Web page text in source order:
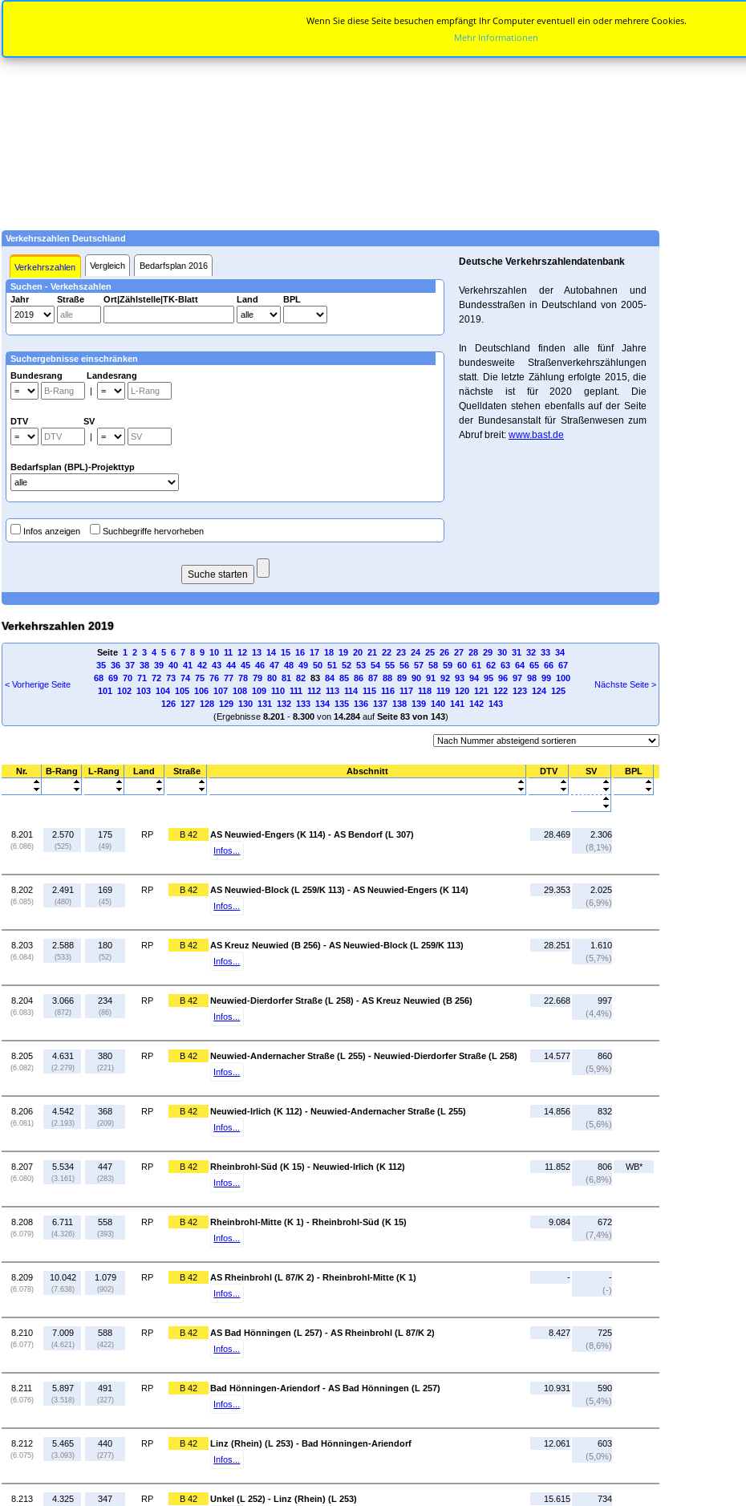
Verkehrszahlen Deutschland
Verkehrszahlen Vergleich Bedarfsplan 2016
Suchen - Verkehszahlen
Jahr
Straße Ort|Zählstelle|TK-Blatt Land BPL
Suchergebnisse einschränken
Bundesrang Landesrang
|
DTV SV
|
Bedarfsplan (BPL)-Projekttyp
Infos anzeigen Suchbegriffe hervorheben
Deutsche Verkehrszahlendatenbank
Verkehrszahlen der Autobahnen und
Bundesstraßen in Deutschland von 2005-
2019.
In Deutschland finden alle fünf Jahre
bundesweite Straßenverkehrszählungen
statt. Die letzte Zählung erfolgte 2015, die
nächste ist für 2020 geplant. Die
Quelldaten stehen ebenfalls auf der Seite
der Bundesanstalt für Straßenwesen zum
Abruf breit: www.bast.de
Verkehrszahlen 2019
< Vorherige Seite
Seite 1 2 3 4 5 6 7 8 9 10 11 12 13 14 15 16 17 18 19 20 21 22 23 24 25 26 27 28 29 30 31 32 33 34
35 36 37 38 39 40 41 42 43 44 45 46 47 48 49 50 51 52 53 54 55 56 57 58 59 60 61 62 63 64 65 66 67
68 69 70 71 72 73 74 75 76 77 78 79 80 81 8283 84 85 86 87 88 89 90 91 92 93 94 95 96 97 98 99 100
101 102 103 104 105 106 107 108 109 110 111 112 113 114 115 116 117 118 119 120 121 122 123 124 125
126 127 128 129 130 131 132 133 134 135 136 137 138 139 140 141 142 143
(Ergebnisse 8.201- 8.300von 14.284auf Seite 83 von 143)
Nächste Seite >
Nr. B-Rang L-Rang Land Straße Abschnitt DTV SV BPL
8.201
(6.086)
2.570
(525)
175
(49)
RP B 42
AS Neuwied-Engers (K 114) - AS Bendorf (L 307)
Infos...
28.469
2.306
(8,1%)
8.202
(6.085)
2.491
(480)
169
(45)
RP B 42
AS Neuwied-Block (L 259/K 113) - AS Neuwied-Engers (K 114)
Infos...
29.353
2.025
(6,9%)
8.203
(6.084)
2.588
(533)
180
(52)
RP B 42
AS Kreuz Neuwied (B 256) - AS Neuwied-Block (L 259/K 113)
Infos...
28.251
1.610
(5,7%)
8.204
(6.083)
3.066
(872)
234
(86)
RP B 42
Neuwied-Dierdorfer Straße (L 258) - AS Kreuz Neuwied (B 256)
Infos...
22.668
997
(4,4%)
8.205
(6.082)
4.631
(2.279)
380
(221)
RP B 42
Neuwied-Andernacher Straße (L 255) - Neuwied-Dierdorfer Straße (L 258)
Infos...
14.577
860
(5,9%)
8.206
(6.081)
4.542
(2.193)
368
(209)
RP B 42
Neuwied-Irlich (K 112) - Neuwied-Andernacher Straße (L 255)
Infos...
14.856
832
(5,6%)
8.207
(6.080)
5.534
(3.161)
447
(283)
RP B 42
Rheinbrohl-Süd (K 15) - Neuwied-Irlich (K 112)
Infos...
11.852
806
(6,8%)
WB*
8.208
(6.079)
6.711
(4.326)
558
(393)
RP B 42
Rheinbrohl-Mitte (K 1) - Rheinbrohl-Süd (K 15)
Infos...
9.084
672
(7,4%)
8.209
(6.078)
10.042
(7.638)
1.079
(902)
RP B 42
AS Rheinbrohl (L 87/K 2) - Rheinbrohl-Mitte (K 1)
Infos...
-
-
(-)
8.210
(6.077)
7.009
(4.621)
588
(422)
RP B 42
AS Bad Hönningen (L 257) - AS Rheinbrohl (L 87/K 2)
Infos...
8.427
725
(8,6%)
8.211
(6.076)
5.897
(3.518)
491
(327)
RP B 42
Bad Hönningen-Ariendorf - AS Bad Hönningen (L 257)
Infos...
10.931
590
(5,4%)
8.212
(6.075)
5.465
(3.093)
440
(277)
RP B 42
Linz (Rhein) (L 253) - Bad Hönningen-Ariendorf
Infos...
12.061
603
(5,0%)
8.213 4.325 347 RP B 42
Unkel (L 252) - Linz (Rhein) (L 253)
15.615
734
Wenn Sie diese Seite besuchen empfängt Ihr Computer eventuell ein oder mehrere Cookies.
Mehr Informationen